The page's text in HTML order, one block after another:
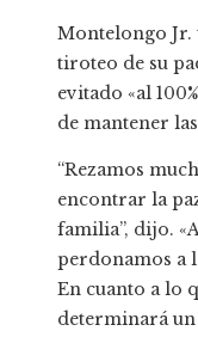
Montelongo Jr.
tiroteo de su
evitado «al
de mantener
“Rezamos
encontrar la
familia”, dijo.
perdonamos a
En cuanto a lo
determinará